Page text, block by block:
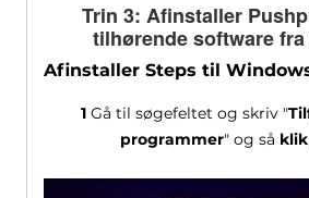
Trin 3: Afinstaller
tilhørende software
Afinstaller Steps til Windows
1Gå til søgefeltet og skriv "
programmer" og så